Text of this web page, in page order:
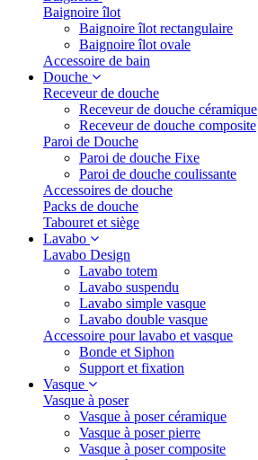
Baignoire îlot
Baignoire îlot rectangulaire
Baignoire îlot ovale
Accessoire de bain
Douche
Receveur de douche
Receveur de douche céramique
Receveur de douche composite
Paroi de Douche
Paroi de douche Fixe
Paroi de douche coulissante
Accessoires de douche
Packs de douche
Tabouret et siège
Lavabo
Lavabo Design
Lavabo totem
Lavabo suspendu
Lavabo simple vasque
Lavabo double vasque
Accessoire pour lavabo et vasque
Bonde et Siphon
Support et fixation
Vasque
Vasque à poser
Vasque à poser céramique
Vasque à poser pierre
Vasque à poser composite